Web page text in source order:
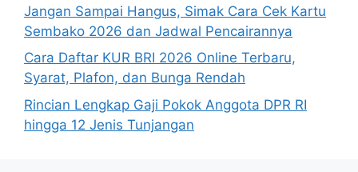
Jangan Sampai Hangus, Simak Cara Cek Kartu
Sembako 2026 dan Jadwal Pencairannya
Cara Daftar KUR BRI 2026 Online Terbaru,
Syarat, Plafon, dan Bunga Rendah
Rincian Lengkap Gaji Pokok Anggota DPR RI
hingga 12 Jenis Tunjangan